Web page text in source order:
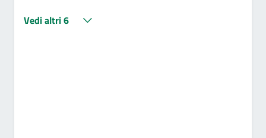
Vedi altri 6